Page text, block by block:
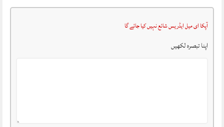
آپکا ای میل ایڈریس شائع نہیں کیا جائے گا
اپنا تبصرہ لکھیں